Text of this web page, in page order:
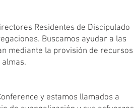
Residentes de Discipulado
Buscamos ayudar a las
mediante la provisión de recursos
y estamos llamados a